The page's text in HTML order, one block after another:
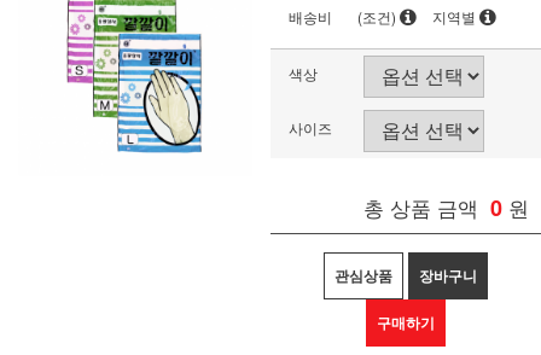
배송비
(조건) 지역별
색상
사이즈
총 상품 금액 0 원
관심상품 장바구니
구매하기